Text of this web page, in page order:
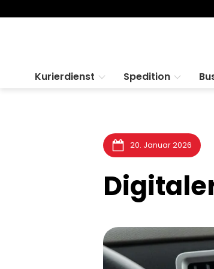
Kurierdienst Spedition
20. Januar 2026